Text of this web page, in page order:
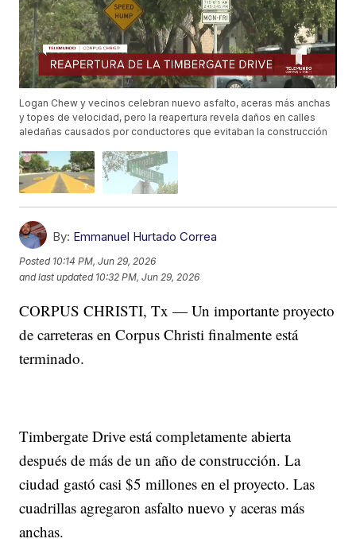
Logan Chew y vecinos celebran nuevo asfalto, aceras más anchas
y topes de velocidad, pero la reapertura revela daños en calles
aledañas causados por conductores que evitaban la construcción
By: Emmanuel Hurtado Correa
Posted 10:14 PM, Jun 29, 2026
and last updated 10:32 PM, Jun 29, 2026
CORPUS CHRISTI, Tx — Un importante proyecto
de carreteras en Corpus Christi finalmente está
terminado.
Timbergate Drive está completamente abierta
después de más de un año de construcción. La
ciudad gastó casi $5 millones en el proyecto. Las
cuadrillas agregaron asfalto nuevo y aceras más
anchas.